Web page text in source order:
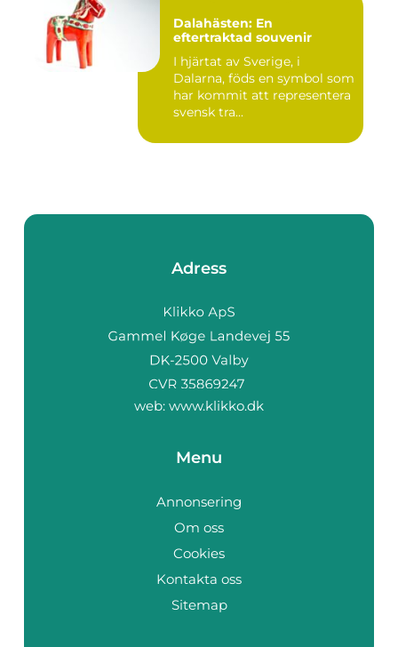
Dalahästen: En
eftertraktad souvenir
I hjärtat av Sverige, i
Dalarna, föds en symbol som
har kommit att representera
svensk tra...
Adress
web: www.klikko.dk
Menu
Annonsering
Om oss
Cookies
Kontakta oss
Sitemap